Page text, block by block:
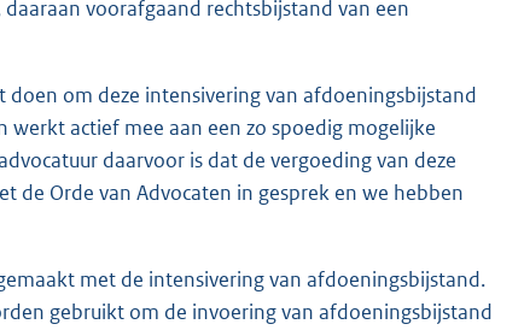
voorafgaand rechtsbijstand van een
om deze intensivering van afdoeningsbijstand
werkt actief mee aan een zo spoedig mogelijke
daarvoor is dat de vergoeding van deze
de Orde van Advocaten in gesprek en we hebben
met de intensivering van afdoeningsbijstand.
gebruikt om de invoering van afdoeningsbijstand